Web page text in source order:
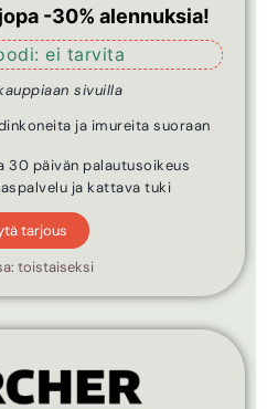
-30% alennuksia!
ei tarvita
sivuilla
ja imureita suoraan
30 päivän palautusoikeus
ja kattava tuki
tarjous
toistaiseksi